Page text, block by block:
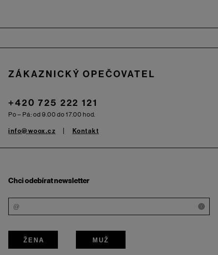
ZÁKAZNICKÝ OPEČOVATEL
+420 725 222 121
Po – Pá: od 9.00 do 17.00 hod.
info@woox.cz Kontakt
Chci odebírat newsletter
i
ŽENA MUŽ